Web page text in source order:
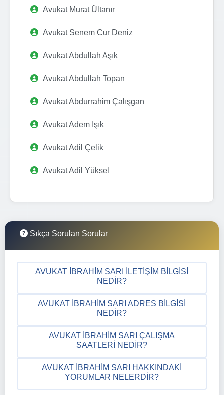
Avukat Murat Ültanır
Avukat Senem Cur Deniz
Avukat Abdullah Aşık
Avukat Abdullah Topan
Avukat Abdurrahim Çalışgan
Avukat Adem Işık
Avukat Adil Çelik
Avukat Adil Yüksel
Sıkça Sorulan Sorular
AVUKAT İBRAHIM SARI İLETIŞIM BILGISI
NEDIR?
AVUKAT İBRAHIM SARI ADRES BILGISI
NEDIR?
AVUKAT İBRAHIM SARI ÇALIŞMA
SAATLERI NEDIR?
AVUKAT İBRAHIM SARI HAKKINDAKI
YORUMLAR NELERDIR?